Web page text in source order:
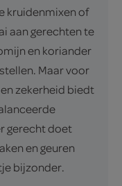
kruidenmixen of
aan gerechten te
en koriander
Maar voor
zekerheid biedt
gerecht doet
en geuren
bijzonder.